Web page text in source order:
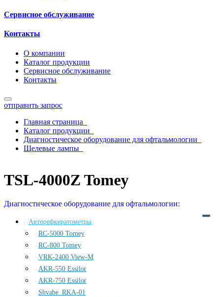
Сервисное обслуживание
Контакты
О компании
Каталог продукции
Сервисное обслуживание
Контакты
отправить запрос
Главная страница
Каталог продукции
Диагностическое оборудование для офтальмологии
Щелевые лампы
TSL-4000Z Tomey
Диагностическое оборудование для офтальмологии:
Авторефкератометры
RC-5000 Tomey
RC-800 Tomey
VRK-2400 View-M
AKR-550 Essilor
AKR-750 Essilor
Shvabe_RKA-01